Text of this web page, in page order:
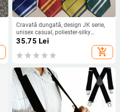
Cravată dungată, design JK serie,
unisex casual, poliester-silky
material, lansare vară 2024
35.75 Lei
add_shopping_cart